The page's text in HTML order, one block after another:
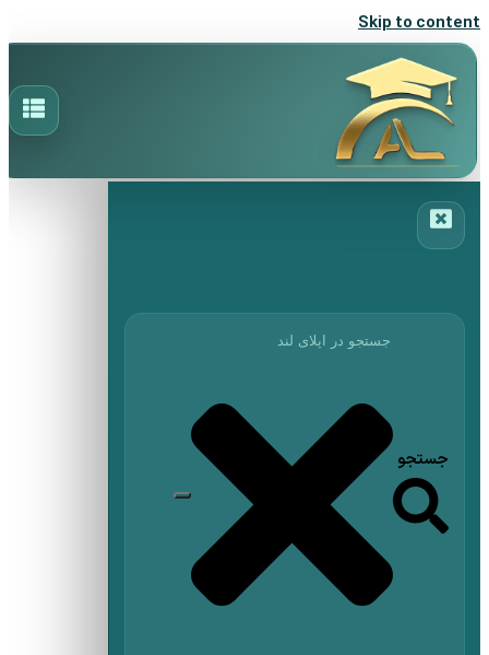
Skip to content
جستجو